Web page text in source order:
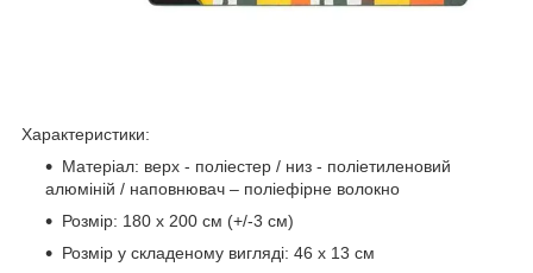
Характеристики:
Матеріал: верх - поліестер / низ - поліетиленовий
алюміній / наповнювач – поліефірне волокно
Розмір: 180 x 200 см (+/-3 см)
Розмір у складеному вигляді: 46 x 13 см